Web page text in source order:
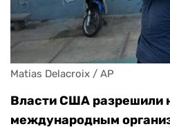
Matias Delacroix / AP
Власти США разрешили
международным